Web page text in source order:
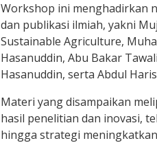
Workshop ini menghadirkan
dan publikasi ilmiah, yakni
Sustainable Agriculture,
Hasanuddin, Abu Bakar
Hasanuddin, serta Abdul
Materi yang disampaikan
hasil penelitian dan inovasi,
hingga strategi